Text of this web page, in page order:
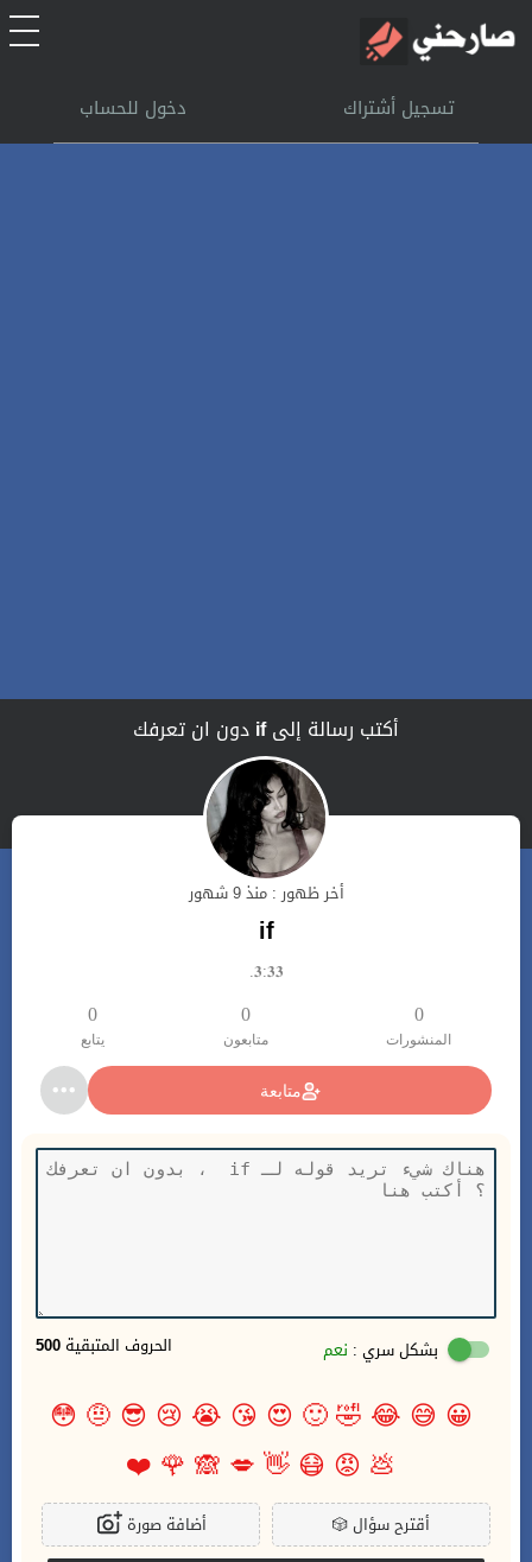
الرئيسيةتسجيل أشتراك دخول للحساب
أكتب رسالة إلىifدون ان تعرفك
أخر ظهور : منذ 9 شهور
if
𝟑:𝟑𝟑.
0
المنشورات
0
متابعون
0
يتابع
متابعة
500 الحروف المتبقية بشكل سري : نعم
😀
😅
😂
🤣
🙂
😍
😘
😭
😢
😎
🤨
😳
💩
😡
😷
👋
💋
🙈
🌹
❤️
🎲أقترح سؤال أضافة صورة